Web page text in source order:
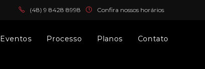
(48) 9 8428 8998 Confira nossos horários
Eventos Processo Planos Contato